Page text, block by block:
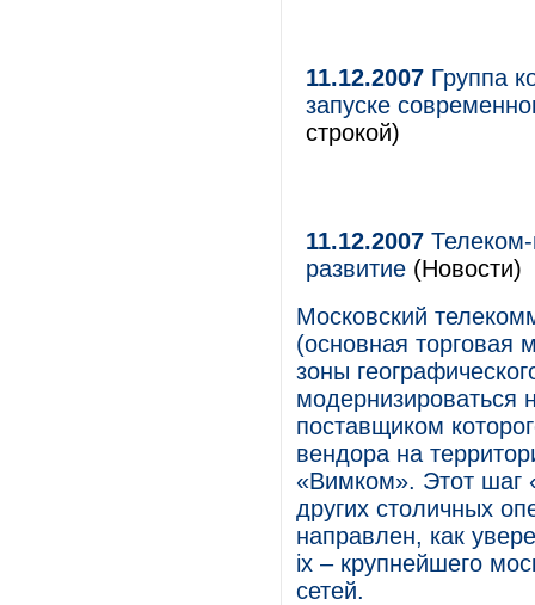
11.12.2007 Группа
запуске
строкой)
11.12.2007
развитие (Новости)
Московский
(основная торговая
зоны
модернизироваться
поставщиком
вендора на
«Вимком». Этот шаг
других столичных
направлен, как
ix – крупнейшего
сетей.